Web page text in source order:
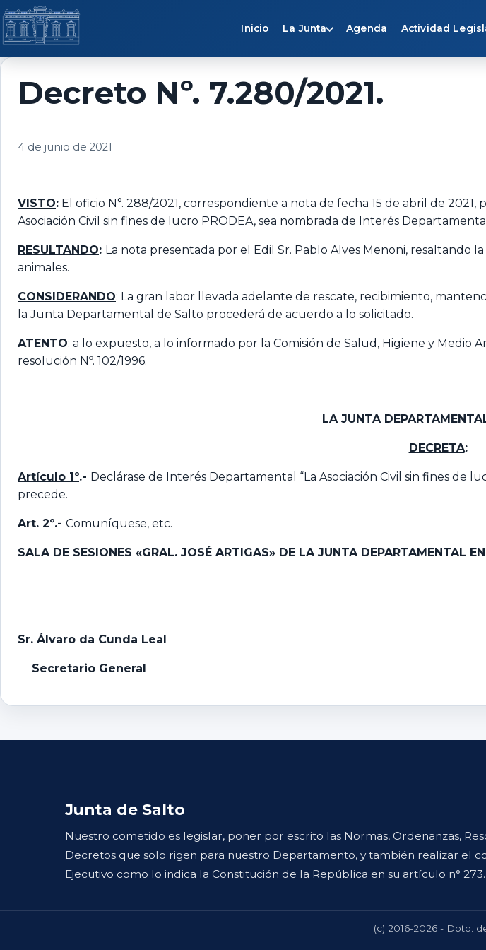
Saltar al contenido
Inicio La Junta Agenda Actividad
Decreto Nº. 7.280/2021.
4 de junio de 2021
VISTO: El oficio N°. 288/2021, correspondiente a nota de fecha 15 de abril de
Asociación Civil sin fines de lucro PRODEA, sea nombrada de Interés
RESULTANDO: La nota presentada por el Edil Sr. Pablo Alves Menoni, resaltando
animales.
CONSIDERANDO: La gran labor llevada adelante de rescate, recibimiento,
la Junta Departamental de Salto procederá de acuerdo a lo solicitado.
ATENTO: a lo expuesto, a lo informado por la Comisión de Salud, Higiene y Medio
resolución Nº. 102/1996.
LA JUNTA
DECRETA:
Artículo 1º.- Declárase de Interés Departamental “La Asociación Civil sin fines de
precede.
Art. 2º.- Comuníquese, etc.
SALA DE SESIONES «GRAL. JOSÉ ARTIGAS» DE LA JUNTA DEPARTAMENTAL
Sr. Álvaro da Cunda Leal
Secretario General
Junta de Salto
Nuestro cometido es legislar, poner por escrito las Normas, Ordenanzas,
Decretos que solo rigen para nuestro Departamento, y también realizar el
Ejecutivo como lo indica la Constitución de la República en su artículo n° 273.
(c) 2016-2026 - Dpto.